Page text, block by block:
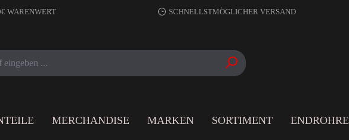
WARENWERT SCHNELLSTMÖGLICHER VERSAND
MERCHANDISE MARKEN SORTIMENT ENDROHRE